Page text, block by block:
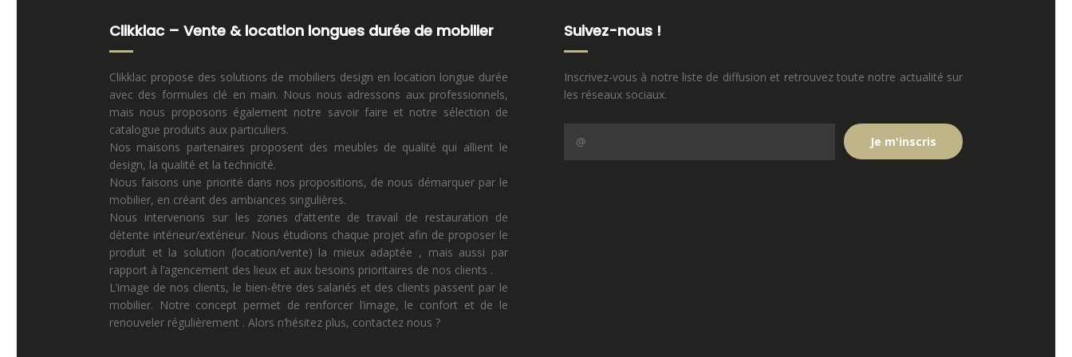
Clikklac – Vente & location longues durée de mobilier
Clikklac propose des solutions de mobiliers design en location longue durée
avec des formules clé en main. Nous nous adressons aux professionnels,
mais nous proposons également notre savoir faire et notre sélection de
catalogue produits aux particuliers.
Nos maisons partenaires proposent des meubles de qualité qui allient le
design, la qualité et la technicité.
Nous faisons une priorité dans nos propositions, de nous démarquer par le
mobilier, en créant des ambiances singulières.
Nous intervenons sur les zones d’attente de travail de restauration de
détente intérieur/extérieur. Nous étudions chaque projet afin de proposer le
produit et la solution (location/vente) la mieux adaptée , mais aussi par
rapport à l’agencement des lieux et aux besoins prioritaires de nos clients .
L’image de nos clients, le bien-être des salariés et des clients passent par le
mobilier. Notre concept permet de renforcer l’image, le confort et de le
renouveler régulièrement . Alors n’hésitez plus, contactez nous ?
Suivez-nous !
Inscrivez-vous à notre liste de diffusion et retrouvez toute notre actualité sur
les réseaux sociaux.